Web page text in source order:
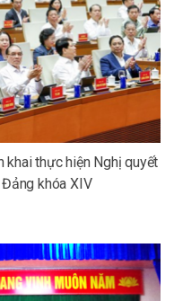
khai thực hiện Nghị quyết
khóa XIV